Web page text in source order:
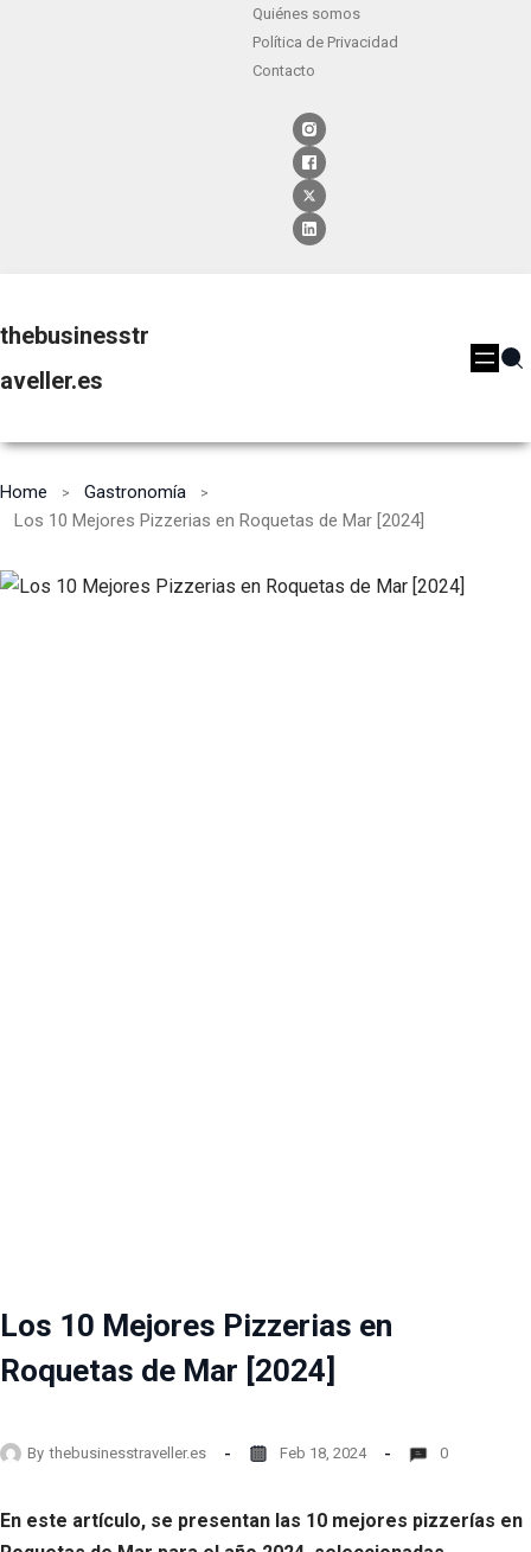
Quiénes somos
Política de Privacidad
Contacto
thebusinesstr
aveller.es
Home
Gastronomía
Los 10 Mejores Pizzerias en Roquetas de Mar [2024]
Los 10 Mejores Pizzerias en
Roquetas de Mar [2024]
By thebusinesstraveller.es Feb 18, 2024 0
En este artículo, se presentan las 10 mejores pizzerías en